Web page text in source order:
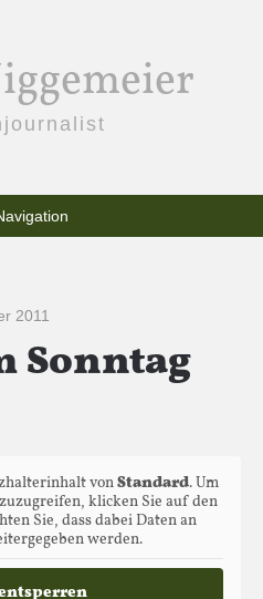
2011
Sonntag
vonStandard. Um
klicken Sie auf den
Sie, dass dabei Daten an
werden.